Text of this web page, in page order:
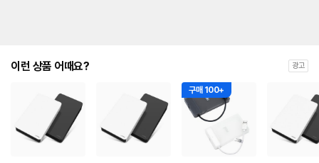
이런 상품 어때요? 광고
구매 100+